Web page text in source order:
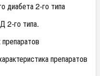
диабета 2-го типа
2-го типа.
препаратов